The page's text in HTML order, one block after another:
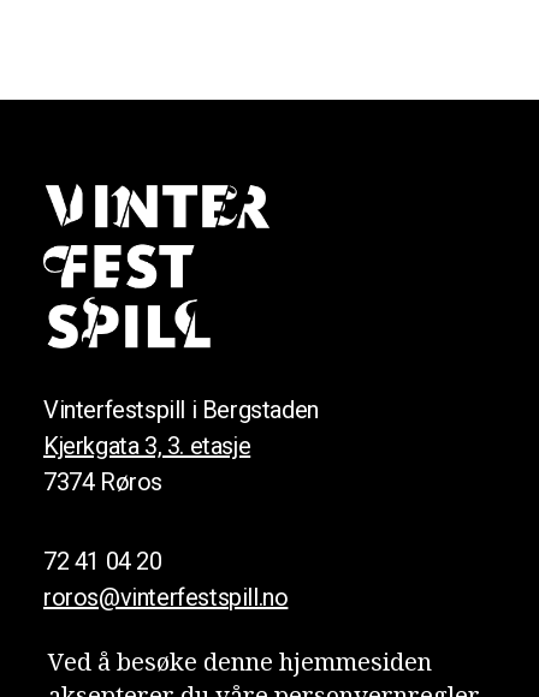
Vinterfestspill i Bergstaden
Kjerkgata 3, 3. etasje
7374 Røros
72 41 04 20
roros@vinterfestspill.no
Ved å besøke denne hjemmesiden